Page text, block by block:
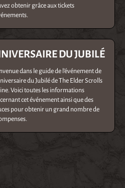
obtenir grâce aux tickets
DU JUBILÉ
dans le guide de l’événement de
du Jubilé de The Elder Scrolls
Voici toutes les informations
cet événement ainsi que des
pour obtenir un grand nombre de